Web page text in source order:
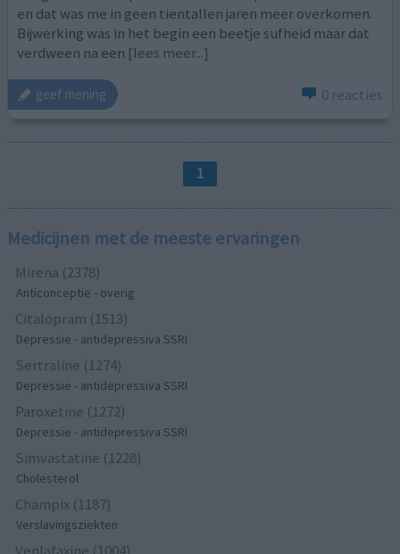
en dat was me in geen tientallen jaren meer overkomen.
Bijwerking was in het begin een beetje sufheid maar dat
verdween na een [lees meer...]
geef mening 0 reacties
1
Medicijnen met de meeste ervaringen
Mirena (2378)
Anticonceptie - overig
Citalopram (1513)
Depressie - antidepressiva SSRI
Sertraline (1274)
Depressie - antidepressiva SSRI
Paroxetine (1272)
Depressie - antidepressiva SSRI
Simvastatine (1228)
Cholesterol
Champix (1187)
Verslavingsziekten